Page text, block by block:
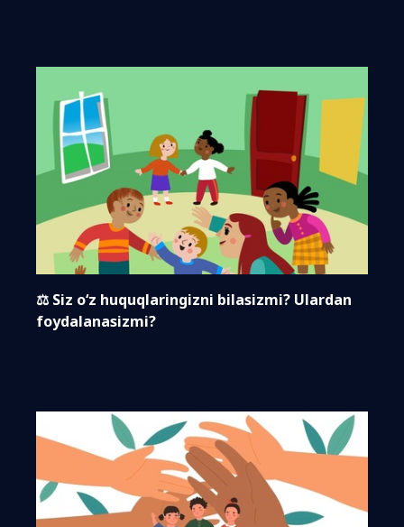
⚖️ Siz o‘z huquqlaringizni bilasizmi? Ulardan
foydalanasizmi?